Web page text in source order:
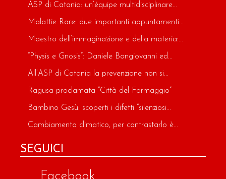
ASP di Catania: un’équipe multidisciplinare...
Malattie Rare: due importanti appuntamenti...
Maestro dell’immaginazione e della materia:...
“Physis e Gnosis”: Daniele Bongiovanni ed...
All’ASP di Catania la prevenzione non si...
Ragusa proclamata “Città del Formaggio”
Bambino Gesù: scoperti i difetti “silenziosi...
Cambiamento climatico, per contrastarlo è...
SEGUICI
Facebook